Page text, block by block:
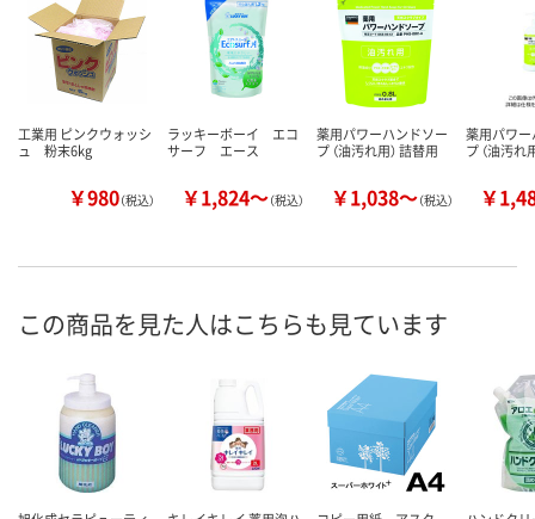
工業用 ピンクウォッシ
ュ 粉末6kg
￥980（税込）
ラッキーボーイ エコ
サーフ エース
￥1,824～（税込）
薬用パワーハンドソー
プ （油汚れ用） 詰替用
￥1,038～（税込）
薬用パワ
プ （油汚れ
￥
この商品を見た人はこちらも見ています